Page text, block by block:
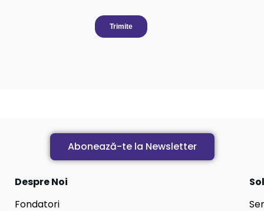
Abonează-te la Newsletter
Despre Noi
Fondatori